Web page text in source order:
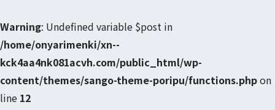
Warning: Undefined variable $post in
/home/onyarimenki/xn--
kck4aa4nk081acvh.com/public_html/wp-
content/themes/sango-theme-poripu/functions.phpon
line 12